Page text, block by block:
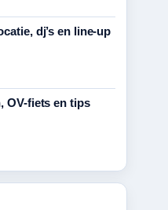
dj’s en line-up
OV-fiets en tips